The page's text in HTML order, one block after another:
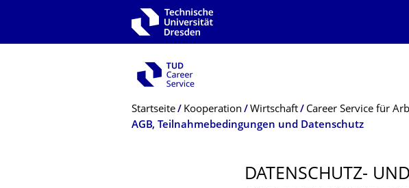
Zur Hauptnavigation springen
Breadcrumb-Menü
Startseite Kooperation Wirtschaft Career Service für
AGB, Teilnahmebedingungen und Datenschutz
DATENSCHUTZ-